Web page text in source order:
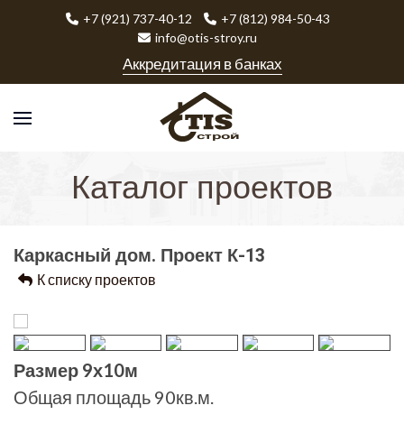
+7 (921) 737-40-12
+7 (812) 984-50-43
info@otis-stroy.ru
Аккредитация в банках
Каталог проектов
Каркасный дом. Проект К-13
К списку проектов
Размер 9х10м
Общая площадь 90кв.м.